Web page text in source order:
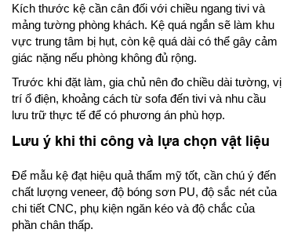
Kích thước kệ cần cân đối với chiều ngang tivi và
mảng tường phòng khách. Kệ quá ngắn sẽ làm khu
vực trung tâm bị hụt, còn kệ quá dài có thể gây cảm
giác nặng nếu phòng không đủ rộng.
Trước khi đặt làm, gia chủ nên đo chiều dài tường, vị
trí ổ điện, khoảng cách từ sofa đến tivi và nhu cầu
lưu trữ thực tế để có phương án phù hợp.
Lưu ý khi thi công và lựa chọn vật liệu
Để mẫu kệ đạt hiệu quả thẩm mỹ tốt, cần chú ý đến
chất lượng veneer, độ bóng sơn PU, độ sắc nét của
chi tiết CNC, phụ kiện ngăn kéo và độ chắc của
phần chân thấp.